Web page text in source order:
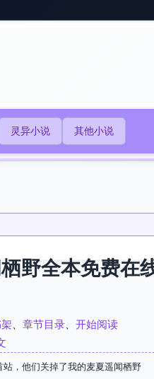
灵异小说 其他小说
野全本免费在
章节目录
开始阅读
，他们关掉了我的麦夏遥闻栖野